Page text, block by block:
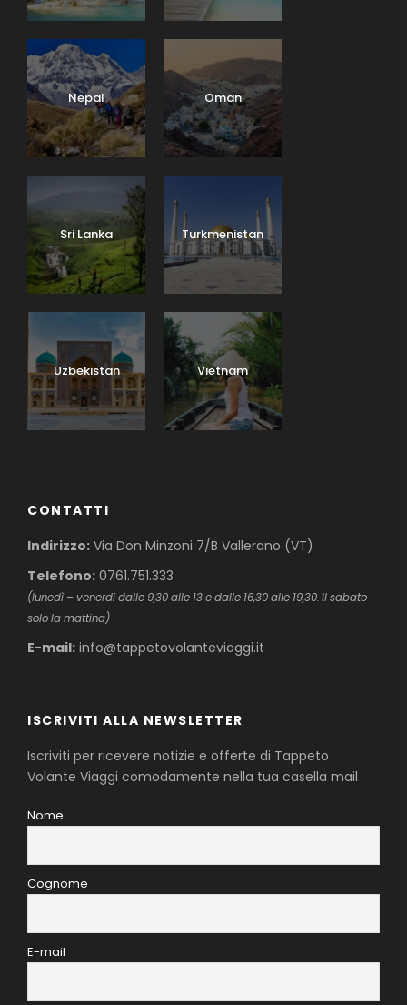
Nepal Oman
Sri Lanka Turkmenistan
Uzbekistan Vietnam
CONTATTI
Indirizzo: Via Don Minzoni 7/B Vallerano (VT)
Telefono: 0761.751.333
(lunedì – venerdì dalle 9,30 alle 13 e dalle 16,30 alle 19,30. Il sabato
solo la mattina)
E-mail: info@tappetovolanteviaggi.it
ISCRIVITI ALLA NEWSLETTER
Iscriviti per ricevere notizie e offerte di Tappeto
Volante Viaggi comodamente nella tua casella mail
Nome
Cognome
E-mail